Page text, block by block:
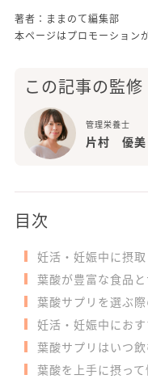
著者：ままのて編集部
本ページはプロモーション
この記事の監修
管理栄養士
片村 優美
目次
妊活・妊娠中に摂
葉酸が豊富な食品
葉酸サプリを選ぶ
妊活・妊娠中にお
葉酸サプリはいつ
葉酸を上手に摂っ